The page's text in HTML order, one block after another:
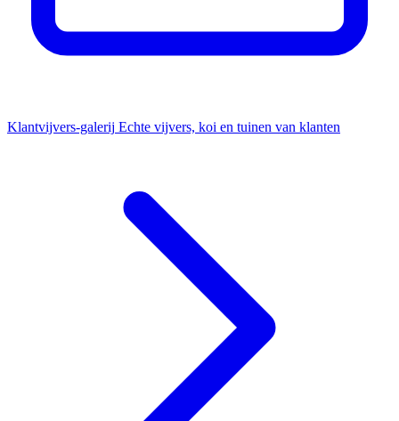
Klantvijvers-galerij Echte vijvers, koi en tuinen van klanten